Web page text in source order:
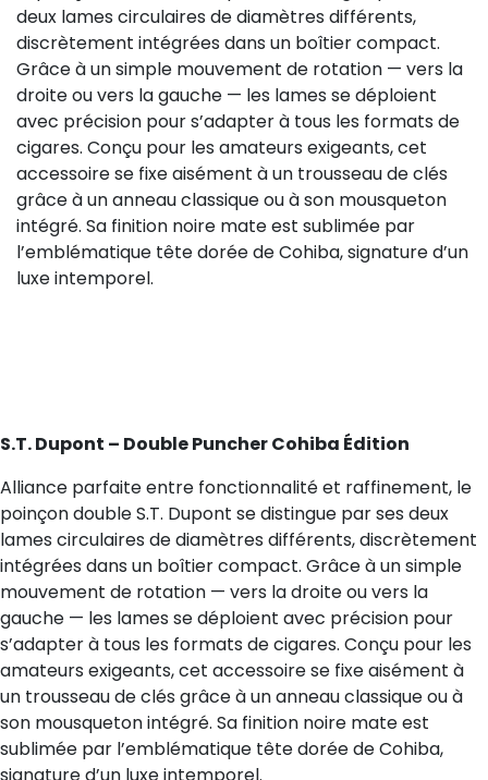
deux lames circulaires de diamètres différents,
discrètement intégrées dans un boîtier compact.
Grâce à un simple mouvement de rotation — vers la
droite ou vers la gauche — les lames se déploient
avec précision pour s’adapter à tous les formats de
cigares. Conçu pour les amateurs exigeants, cet
accessoire se fixe aisément à un trousseau de clés
grâce à un anneau classique ou à son mousqueton
intégré. Sa finition noire mate est sublimée par
l’emblématique tête dorée de Cohiba, signature d’un
luxe intemporel.
S.T. Dupont – Double Puncher Cohiba Édition
Alliance parfaite entre fonctionnalité et raffinement, le
poinçon double S.T. Dupont se distingue par ses deux
lames circulaires de diamètres différents, discrètement
intégrées dans un boîtier compact. Grâce à un simple
mouvement de rotation — vers la droite ou vers la
gauche — les lames se déploient avec précision pour
s’adapter à tous les formats de cigares. Conçu pour les
amateurs exigeants, cet accessoire se fixe aisément à
un trousseau de clés grâce à un anneau classique ou à
son mousqueton intégré. Sa finition noire mate est
sublimée par l’emblématique tête dorée de Cohiba,